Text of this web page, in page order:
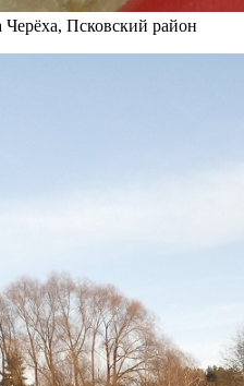
Черёха, Псковский район